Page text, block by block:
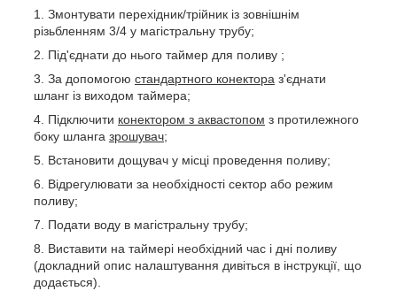
Змонтувати перехідник/трійник із зовнішнім
різьбленням 3/4 у магістральну трубу;
Під'єднати до нього таймер для поливу ;
За допомогою стандартного конектора з'єднати
шланг із виходом таймера;
Підключити конектором з аквастопом з протилежного
боку шланга зрошувач;
Встановити дощувач у місці проведення поливу;
Відрегулювати за необхідності сектор або режим
поливу;
Подати воду в магістральну трубу;
Виставити на таймері необхідний час і дні поливу
(докладний опис налаштування дивіться в інструкції, що
додається).